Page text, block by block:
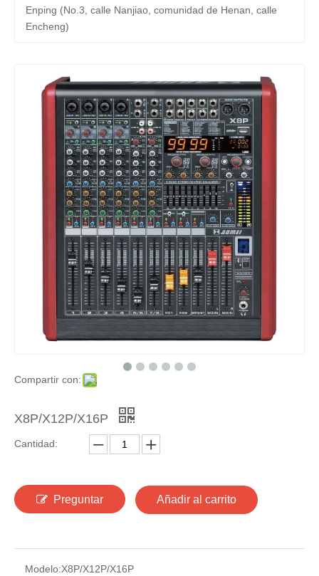
Enping (No.3, calle Nanjiao, comunidad de Henan, calle
Encheng)
Compartir con:
X8P/X12P/X16P
Cantidad:
Preguntar Añadir al carrito
Modelo:X8P/X12P/X16P